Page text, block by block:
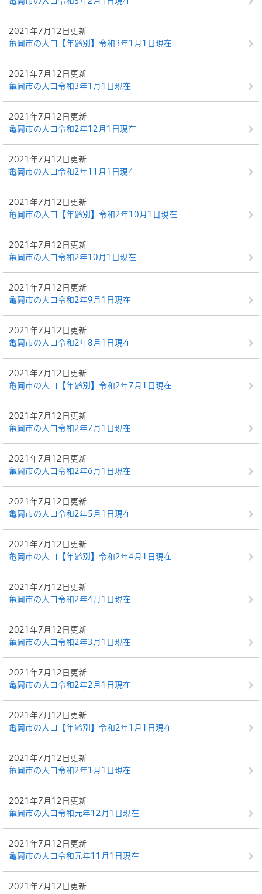
2021年7月12日更新
亀岡市の人口【年齢別】令和3年1月1日現在
2021年7月12日更新
亀岡市の人口令和3年1月1日現在
2021年7月12日更新
亀岡市の人口令和2年12月1日現在
2021年7月12日更新
亀岡市の人口令和2年11月1日現在
2021年7月12日更新
亀岡市の人口【年齢別】令和2年10月1日現在
2021年7月12日更新
亀岡市の人口令和2年10月1日現在
2021年7月12日更新
亀岡市の人口令和2年9月1日現在
2021年7月12日更新
亀岡市の人口令和2年8月1日現在
2021年7月12日更新
亀岡市の人口【年齢別】令和2年7月1日現在
2021年7月12日更新
亀岡市の人口令和2年7月1日現在
2021年7月12日更新
亀岡市の人口令和2年6月1日現在
2021年7月12日更新
亀岡市の人口令和2年5月1日現在
2021年7月12日更新
亀岡市の人口【年齢別】令和2年4月1日現在
2021年7月12日更新
亀岡市の人口令和2年4月1日現在
2021年7月12日更新
亀岡市の人口令和2年3月1日現在
2021年7月12日更新
亀岡市の人口令和2年2月1日現在
2021年7月12日更新
亀岡市の人口【年齢別】令和2年1月1日現在
2021年7月12日更新
亀岡市の人口令和2年1月1日現在
2021年7月12日更新
亀岡市の人口令和元年12月1日現在
2021年7月12日更新
亀岡市の人口令和元年11月1日現在
2021年7月12日更新